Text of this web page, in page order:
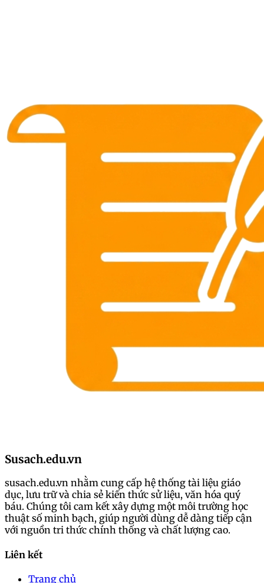
Đọc Giả
2024-08-17 10:52:48
gà và có thể cung cấp nhiều thông tin về giống gà,
đá gà bình luận viênkhám phá các mẹo xem vảy gà
hiệu quả.
Vảy gà là gì?
chiếc giáp, giúp bảo vệ gà khỏi những tác động từ
Susach.edu.vn
susach.edu.vn nhằm cung cấp hệ thống tài liệu giáo
dục, lưu trữ và chia sẻ kiến thức sử liệu, văn hóa quý
báu. Chúng tôi cam kết xây dựng một môi trường học
thuật số minh bạch, giúp người dùng dễ dàng tiếp cận
với nguồn tri thức chính thống và chất lượng cao.
Liên kết
Trang chủ